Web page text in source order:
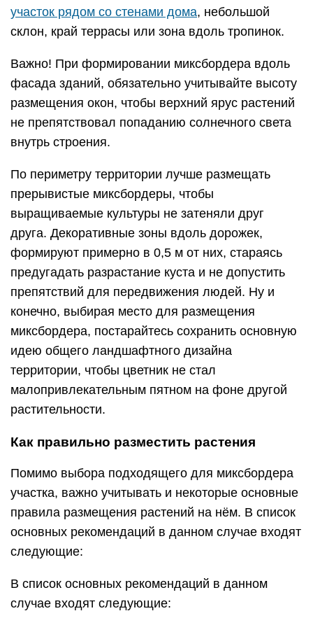
участок рядом со стенами дома, небольшой
склон, край террасы или зона вдоль тропинок.
Важно! При формировании миксбордера вдоль
фасада зданий, обязательно учитывайте высоту
размещения окон, чтобы верхний ярус растений
не препятствовал попаданию солнечного света
внутрь строения.
По периметру территории лучше размещать
прерывистые миксбордеры, чтобы
выращиваемые культуры не затеняли друг
друга. Декоративные зоны вдоль дорожек,
формируют примерно в 0,5 м от них, стараясь
предугадать разрастание куста и не допустить
препятствий для передвижения людей. Ну и
конечно, выбирая место для размещения
миксбордера, постарайтесь сохранить основную
идею общего ландшафтного дизайна
территории, чтобы цветник не стал
малопривлекательным пятном на фоне другой
растительности.
Как правильно разместить растения
Помимо выбора подходящего для миксбордера
участка, важно учитывать и некоторые основные
правила размещения растений на нём. В список
основных рекомендаций в данном случае входят
следующие:
В список основных рекомендаций в данном
случае входят следующие: